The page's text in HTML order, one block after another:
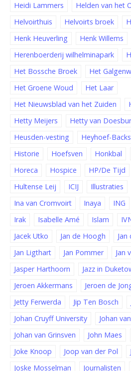
Heidi Lammers
Helden van het
Helvoirthuis
Helvoirts broek
Henk Heuverling
Henk Willems
Herenboerderij wilhelminapark
Het Bossche Broek
Het
Het Groene Woud
Het Laar
Het Nieuwsblad van het Zuiden
Hetty Meijers
Hetty van
Heusden-vesting
Heyhoef-
Historie
Hoefsven Honkbal
Horeca
Hospice HP/De Tijd
Hultense Leij
ICIJ Illustraties
Ina van Cromvoirt
Inaya ING
Irak
Isabelle Amé Islam
Jacek Utko
Jan de Hoogh Jan
Jan Ligthart
Jan Pommer
Jan
Jasper Harthoorn
Jazz in
Jeroen Akkermans
Jeroen de
Jetty Ferwerda
Jip Ten Bosch
Johan Cruyff University
Johan
Johan van Grinsven
John Maes
Joke Knoop
Joop van der Pol
Joske Mosselman
Journalisten